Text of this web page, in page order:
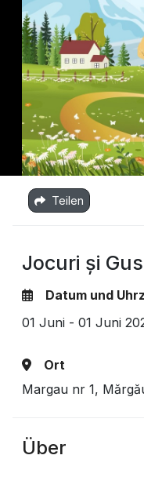
Teilen
Jocuri și
Datum und
01 Juni - 01 Juni
Ort
Margau nr 1,
Über